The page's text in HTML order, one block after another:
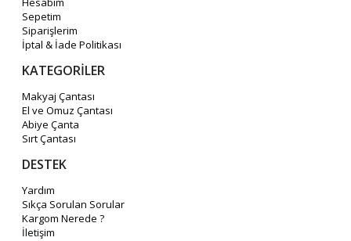
Sepetim
Siparişlerim
İptal & İade Politikası
KATEGORİLER
Makyaj Çantası
El ve Omuz Çantası
Abiye Çanta
Sırt Çantası
DESTEK
Yardım
Sıkça Sorulan Sorular
Kargom Nerede ?
İletişim